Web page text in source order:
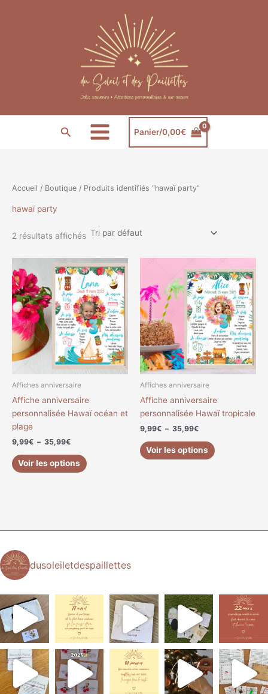
Rechercher Panier/0,00€
Accueil / Boutique / Produits identifiés “hawaï party”
hawaï party
2 résultats affichés
Affiches anniversaire
Affiche anniversaire
personnalisée Hawaï océan et
plage
9,99€ – 35,99€
Plage
de
prix :
9,99€
à
35,99€
Voir les options
Ce
produit
a
plusieurs
variations.
Les
options
peuvent
être
la
Affiches anniversaire
Affiche anniversaire
personnalisée Hawaï tropicale
9,99€ – 35,99€
de
prix :
9,99€
à
35,99€
Voir les options
Ce
produit
a
plusieurs
variations.
Les
options
peuvent
être
la
produit
dusoleiletdespaillettes